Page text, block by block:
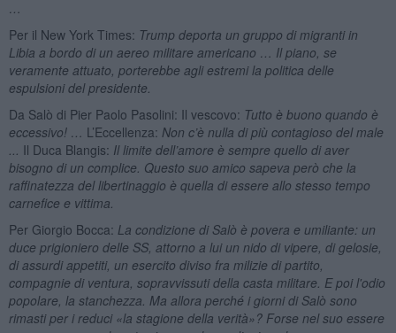
Per il New York Times: Trump deporta un gruppo di migranti in
Libia a bordo di un aereo militare americano … Il piano, se
veramente attuato, porterebbe agli estremi la politica delle
espulsioni del presidente.
Da Salò di Pier Paolo Pasolini: Il vescovo: Tutto è buono quando è
eccessivo! … L’Eccellenza: Non c’è nulla di più contagioso del male
Il Duca Blangis: Il limite dell’amore è sempre quello di aver
bisogno di un complice. Questo suo amico sapeva però che la
raffinatezza del libertinaggio è quella di essere allo stesso tempo
carnefice e vittima.
Per Giorgio Bocca: La condizione di Salò è povera e umiliante: un
duce prigioniero delle SS, attorno a lui un nido di vipere, di gelosie,
di assurdi appetiti, un esercito diviso fra milizie di partito,
compagnie di ventura, sopravvissuti della casta militare. E poi l'odio
popolare, la stanchezza. Ma allora perché i giorni di Salò sono
rimasti per i reduci «la stagione della verità»? Forse nel suo essere